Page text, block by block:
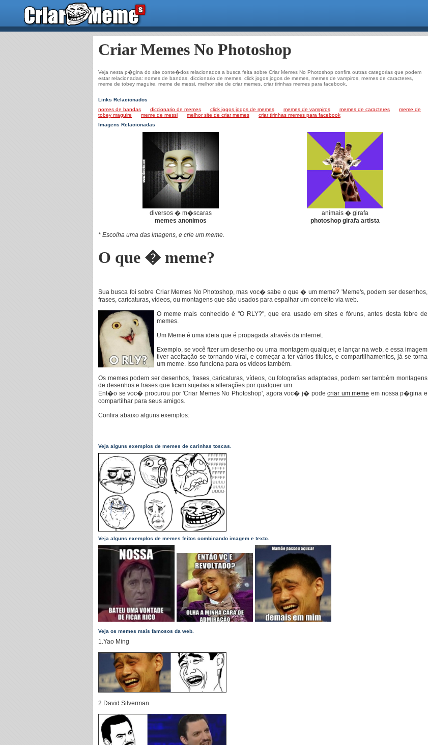
Criar Memes No Photoshop
Veja nesta p�gina do site conte�dos relacionados a busca feita sobre Criar Memes No Photoshop confira outras categorias que podem
estar relacionadas: nomes de bandas, diccionario de memes, click jogos jogos de memes, memes de vampiros, memes de caracteres,
meme de tobey maguire, meme de messi, melhor site de criar memes, criar tirinhas memes para facebook,
Links Relacionados
nomes de bandas
diccionario de memes click jogos jogos de memes memes de vampiros memes de caracteres
meme de
tobey maguire
meme de messi melhor site de criar memes
criar tirinhas memes para facebook
Imagens Relacionadas
diversos � m�scaras
memes anonimos
animais � girafa
photoshop girafa artista
* Escolha uma das imagens, e crie um meme.
O que � meme?
Sua busca foi sobre Criar Memes No Photoshop, mas voc� sabe o que � um meme? 'Meme's, podem ser desenhos,
frases, caricaturas, vídeos, ou montagens que são usados para espalhar um conceito via web.
O meme mais conhecido é "O RLY?", que era usado em sites e fóruns, antes desta febre de
memes.
Um Meme é uma ideia que é propagada através da internet.
Exemplo, se você fizer um desenho ou uma montagem qualquer, e lançar na web, e essa imagem
tiver aceitação se tornando viral, e começar a ter vários títulos, e compartilhamentos, já se torna
um meme. Isso funciona para os vídeos também.
Os memes podem ser desenhos, frases, caricaturas, vídeos, ou fotografias adaptadas, podem ser também montagens
de desenhos e frases que ficam sujeitas a alterações por qualquer um.
Ent�o se voc� procurou por 'Criar Memes No Photoshop', agora voc� j� podecriar um meme em nossa p�gina e
compartilhar para seus amigos.
Confira abaixo alguns exemplos:
Veja alguns exemplos de memes de carinhas toscas.
Veja alguns exemplos de memes feitos combinando imagem e texto.
Veja os memes mais famosos da web.
1.Yao Ming
2.David Silverman